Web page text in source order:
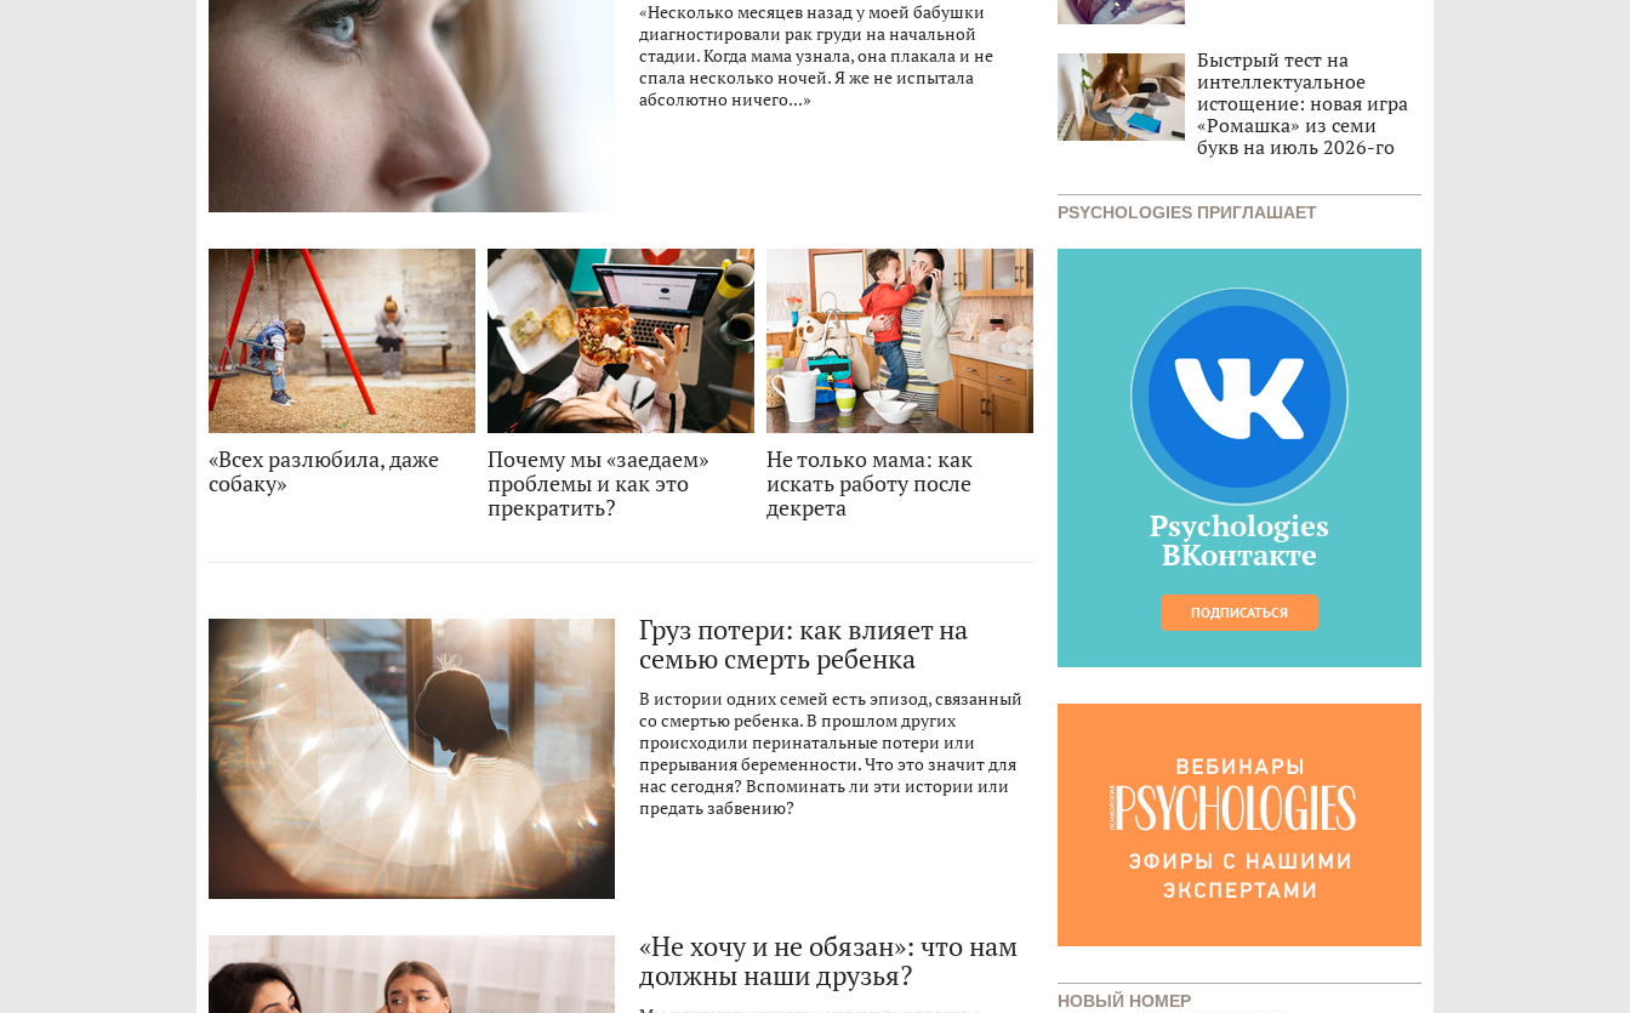
«Несколько месяцев назад у моей бабушки
диагностировали рак груди на начальной
стадии. Когда мама узнала, она плакала и не
спала несколько ночей. Я же не испытала
абсолютно ничего...»
«Всех разлюбила, даже
собаку»
Почему мы «заедаем»
проблемы и как это
прекратить?
Не только мама: как
искать работу после
декрета
Груз потери: как влияет на
семью смерть ребенка
В истории одних семей есть эпизод, связанный
со смертью ребенка. В прошлом других
происходили перинатальные потери или
прерывания беременности. Что это значит для
нас сегодня? Вспоминать ли эти истории или
предать забвению?
«Не хочу и не обязан»: что нам
должны наши друзья?
Быстрый тест на
интеллектуальное
истощение: новая игра
«Ромашка» из семи
букв на июль 2026-го
PSYCHOLOGIES ПРИГЛАШАЕТ
Psychologies
ВКонтакте
ПОДПИСАТЬСЯ
НОВЫЙ НОМЕР